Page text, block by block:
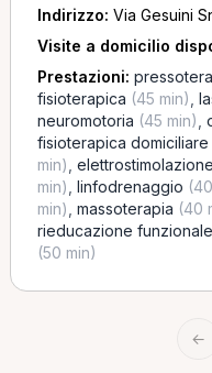
Indirizzo: Via Gesuini
Visite a domicilio
Prestazioni:
fisioterapica (45 min)
neuromotoria (45 min)
fisioterapica domiciliare
min) elettrostimolazione
min) linfodrenaggio
min) massoterapia (40
rieducazione funzionale
(50 min)
←